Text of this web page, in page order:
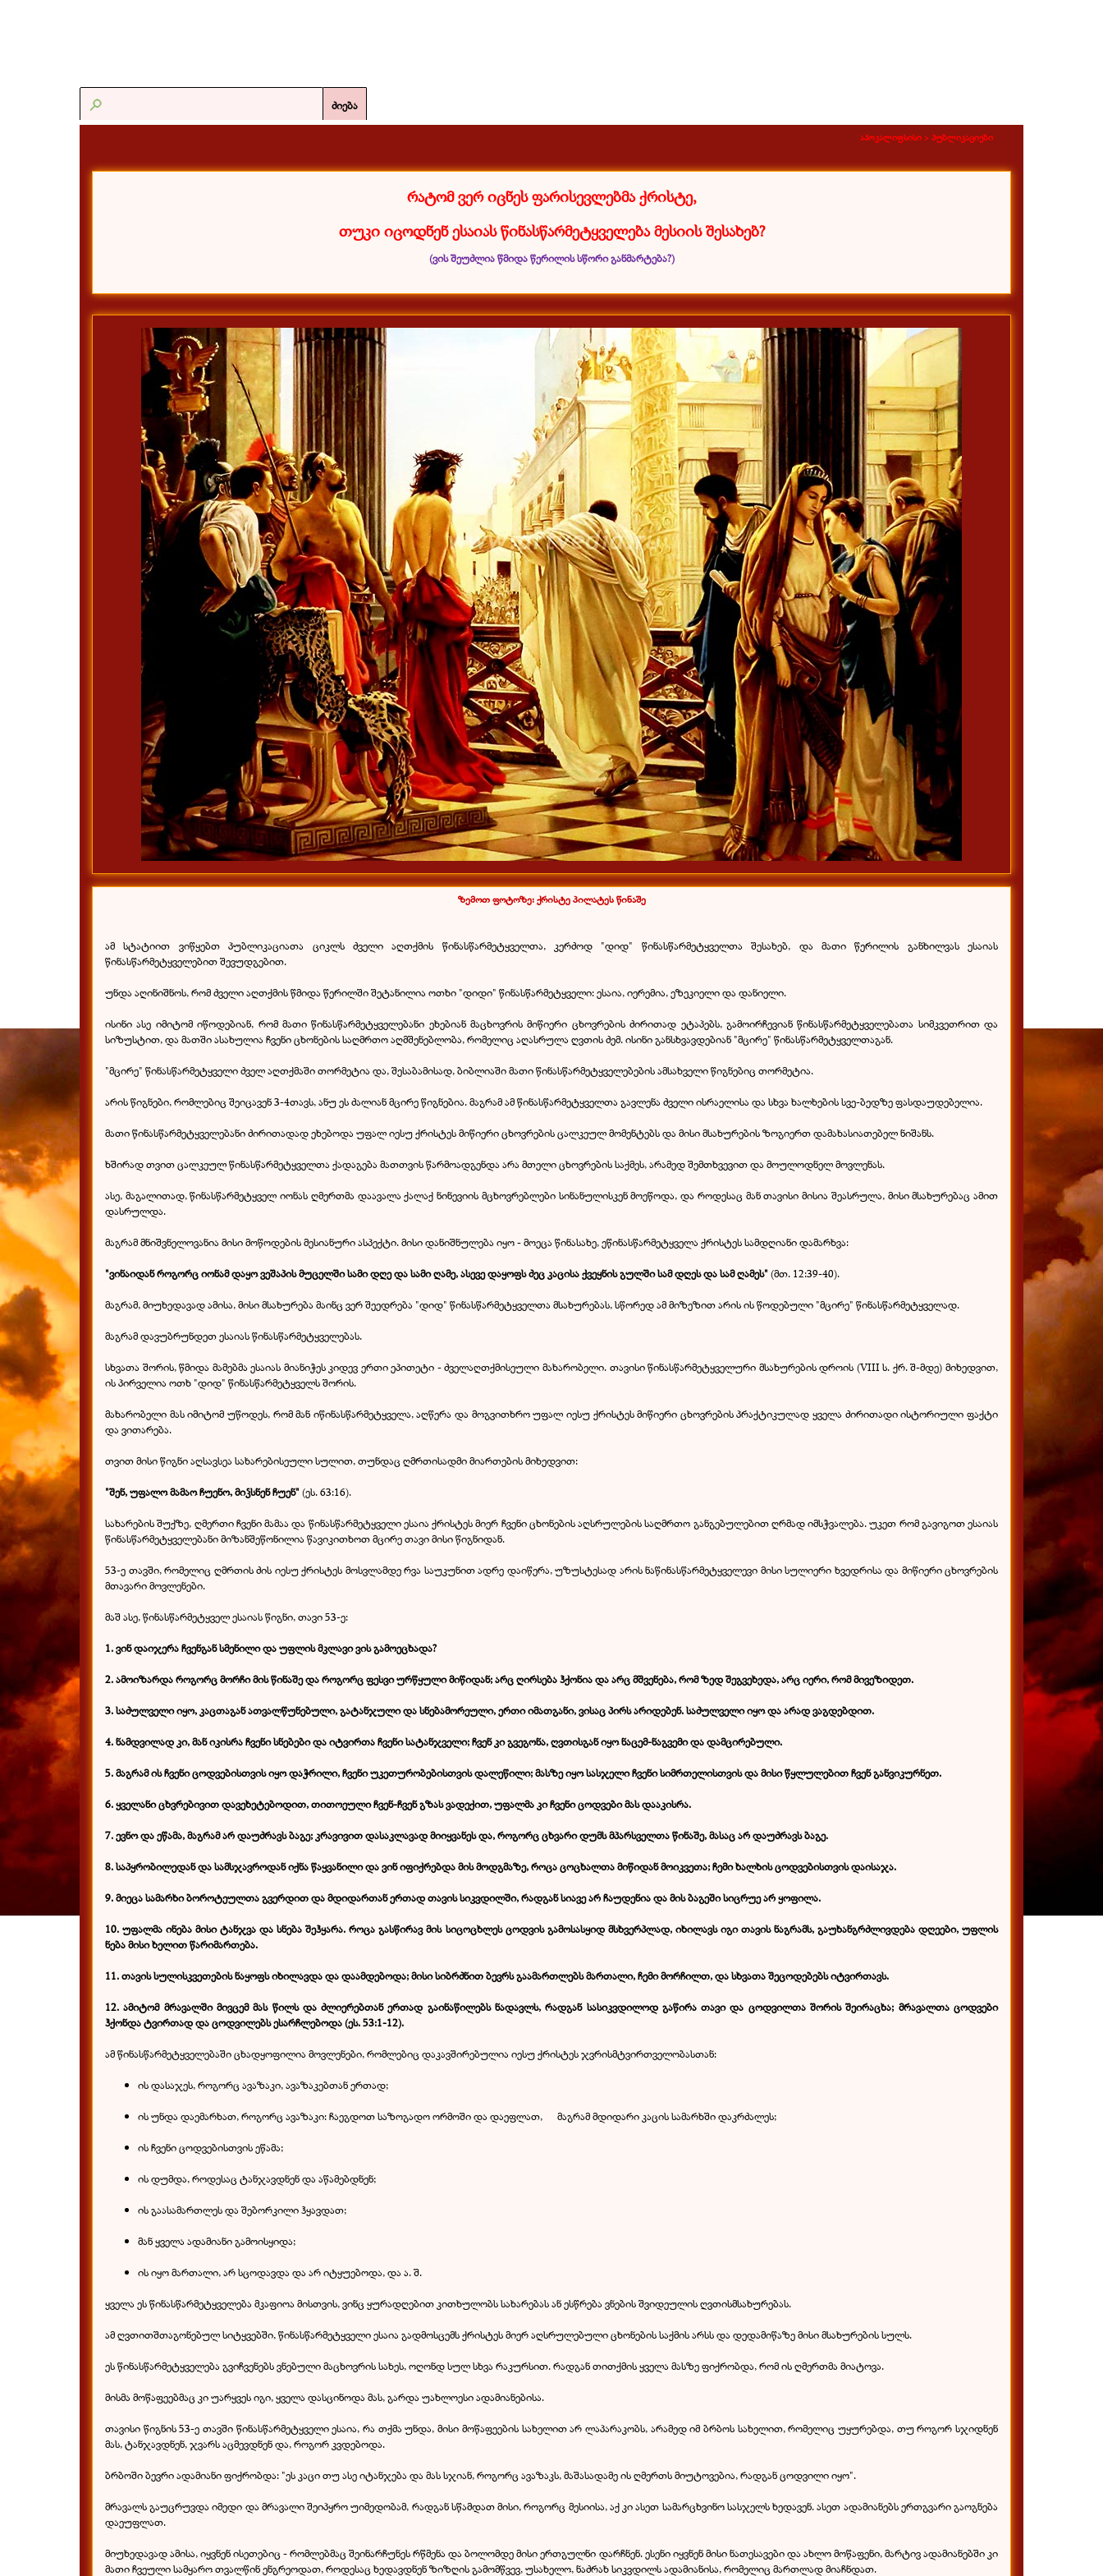
ძიება
აპოკალიფსისი > პუბლიკაციები
რატომ ვერ იცნეს ფარისევლებმა ქრისტე,
თუკი იცოდნენ ესაიას წინასწარმეტყველება მესიის შესახებ?
(ვის შეუძლია წმიდა წერილის სწორი განმარტება?)
ზემოთ ფოტოზე: ქრისტე პილატეს წინაშე
ამ სტატიით ვიწყებთ პუბლიკაციათა ციკლს ძველი აღთქმის წინასწარმეტყველთა, კერძოდ "დიდ" წინასწარმეტყველთა შესახებ, და მათი წერილის განხილვას ესაიას
წინასწარმეტყველებით შევუდგებით.
უნდა აღინიშნოს, რომ ძველი აღთქმის წმიდა წერილში შეტანილია ოთხი "დიდი" წინასწარმეტყველი: ესაია, იერემია, ეზეკიელი და დანიელი.
ისინი ასე იმიტომ იწოდებიან, რომ მათი წინასწარმეტყველებანი ეხებიან მაცხოვრის მიწიერი ცხოვრების ძირითად ეტაპებს, გამოირჩევიან წინასწარმეტყველებათა სიმკვეთრით და
სიზუსტით, და მათში ასახულია ჩვენი ცხონების საღმრთო აღმშენებლობა, რომელიც აღასრულა ღვთის ძემ. ისინი განსხვავდებიან "მცირე" წინასწარმეტყველთაგან.
"მცირე" წინასწარმეტყველი ძველ აღთქმაში თორმეტია და, შესაბამისად, ბიბლიაში მათი წინასწარმეტყველებების ამსახველი წიგნებიც თორმეტია.
არის წიგნები, რომლებიც შეიცავენ 3-4თავს, ანუ ეს ძალიან მცირე წიგნებია. მაგრამ ამ წინასწარმეტყველთა გავლენა ძველი ისრაელისა და სხვა ხალხების სვე-ბედზე ფასდაუდებელია.
მათი წინასწარმეტყველებანი ძირითადად ეხებოდა უფალ იესუ ქრისტეს მიწიერი ცხოვრების ცალკეულ მომენტებს და მისი მსახურების ზოგიერთ დამახასიათებელ ნიშანს.
ხშირად თვით ცალკეულ წინასწარმეტყველთა ქადაგება მათთვის წარმოადგენდა არა მთელი ცხოვრების საქმეს, არამედ შემთხვევით და მოულოდნელ მოვლენას.
ასე, მაგალითად, წინასწარმეტყველ იონას ღმერთმა დაავალა ქალაქ ნინევიის მცხოვრებლები სინანულისკენ მოეწოდა, და როდესაც მან თავისი მისია შეასრულა, მისი მსახურებაც ამით
დასრულდა.
მაგრამ მნიშვნელოვანია მისი მოწოდების მესიანური ასპექტი. მისი დანიშნულება იყო - მოეცა წინასახე, ეწინასწარმეტყველა ქრისტეს სამდღიანი დამარხვა:
"ვინაიდან როგორც იონამ დაყო ვეშაპის მუცელში სამი დღე და სამი ღამე, ასევე დაყოფს ძეც კაცისა ქვეყნის გულში სამ დღეს და სამ ღამეს" (მთ. 12:39-40).
მაგრამ, მიუხედავად ამისა, მისი მსახურება მაინც ვერ შეედრება "დიდ" წინასწარმეტყველთა მსახურებას, სწორედ ამ მიზეზით არის ის წოდებული "მცირე" წინასწარმეტყველად.
მაგრამ დავუბრუნდეთ ესაიას წინასწარმეტყველებას.
სხვათა შორის, წმიდა მამებმა ესაიას მიანიჭეს კიდევ ერთი ეპითეტი - ძველაღთქმისეული მახარობელი. თავისი წინასწარმეტყველური მსახურების დროის (VIII ს. ქრ. შ-მდე) მიხედვით,
ის პირველია ოთხ "დიდ" წინასწარმეტყველს შორის.
მახარობელი მას იმიტომ უწოდეს, რომ მან იწინასწარმეტყველა, აღწერა და მოგვითხრო უფალ იესუ ქრისტეს მიწიერი ცხოვრების პრაქტიკულად ყველა ძირითადი ისტორიული ფაქტი
და ვითარება.
თვით მისი წიგნი აღსავსეა სახარებისეული სულით, თუნდაც ღმრთისადმი მიართების მიხედვით:
"შენ, უფალო მამაო ჩუენო, მიჴსნენ ჩუენ" (ეს. 63:16).
სახარების შუქზე, ღმერთი ჩვენი მამაა და წინასწარმეტყველი ესაია ქრისტეს მიერ ჩვენი ცხონების აღსრულების საღმრთო განგებულებით ღრმად იმსჭვალება. უკეთ რომ გავიგოთ ესაიას
წინასწარმეტყველებანი მიზანშეწონილია წავიკითხოთ მცირე თავი მისი წიგნიდან.
53-ე თავში, რომელიც ღმრთის ძის იესუ ქრისტეს მოსვლამდე რვა საუკუნით ადრე დაიწერა, უზუსტესად არის ნაწინასწარმეტყველევი მისი სულიერი ხვედრისა და მიწიერი ცხოვრების
მთავარი მოვლენები.
მაშ ასე, წინასწარმეტყველ ესაიას წიგნი, თავი 53-ე:
1. ვინ დაიჯერა ჩვენგან სმენილი და უფლის მკლავი ვის გამოეცხადა?
2. ამოიზარდა როგორც მორჩი მის წინაშე და როგორც ფესვი ურწყული მიწიდან; არც ღირსება ჰქონია და არც მშვენება, რომ ზედ შეგვეხედა, არც იერი, რომ მივეზიდეთ.
3. საძულველი იყო, კაცთაგან ათვალწუნებული, გატანჯული და სნებამორეული, ერთი იმათგანი, ვისაც პირს არიდებენ. საძულველი იყო და არად ვაგდებდით.
4. ნამდვილად კი, მან იკისრა ჩვენი სნებები და იტვირთა ჩვენი სატანჯველი; ჩვენ კი გვეგონა, ღვთისგან იყო ნაცემ-ნაგვემი და დამცირებული.
5. მაგრამ ის ჩვენი ცოდვებისთვის იყო დაჭრილი, ჩვენი უკეთურობებისთვის დალეწილი; მასზე იყო სასჯელი ჩვენი სიმრთელისთვის და მისი წყლულებით ჩვენ განვიკურნეთ.
6. ყველანი ცხვრებივით დავეხეტებოდით, თითოეული ჩვენ-ჩვენ გზას ვადექით, უფალმა კი ჩვენი ცოდვები მას დააკისრა.
7. ევნო და ეწამა, მაგრამ არ დაუძრავს ბაგე; კრავივით დასაკლავად მიიყვანეს და, როგორც ცხვარი დუმს მპარსველთა წინაშე, მასაც არ დაუძრავს ბაგე.
8. საპყრობილედან და სამსჯავროდან იქნა წაყვანილი და ვინ იფიქრებდა მის მოდგმაზე, როცა ცოცხალთა მიწიდან მოიკვეთა; ჩემი ხალხის ცოდვებისთვის დაისაჯა.
9. მიეცა სამარხი ბოროტეულთა გვერდით და მდიდართან ერთად თავის სიკვდილში, რადგან სიავე არ ჩაუდენია და მის ბაგეში სიცრუე არ ყოფილა.
10. უფალმა ინება მისი ტანჯვა და სნება შეჰყარა. როცა გასწირავ მის სიცოცხლეს ცოდვის გამოსასყიდ მსხვერპლად, იხილავს იგი თავის ნაგრამს, გაუხანგრძლივდება დღეები, უფლის
ნება მისი ხელით წარიმართება.
11. თავის სულისკვეთების ნაყოფს იხილავდა და დაამდებოდა; მისი სიბრძნით ბევრს გაამართლებს მართალი, ჩემი მორჩილთ, და სხვათა შეცოდებებს იტვირთავს.
12. ამიტომ მრავალში მივცემ მას წილს და ძლიერებთან ერთად გაინაწილებს ნადავლს, რადგან სასიკვდილოდ გაწირა თავი და ცოდვილთა შორის შეირაცხა; მრავალთა ცოდვები
ჰქონდა ტვირთად და ცოდვილებს ესარჩლებოდა (ეს. 53:1-12).
ამ წინასწარმეტყველებაში ცხადყოფილია მოვლენები, რომლებიც დაკავშირებულია იესუ ქრისტეს ჯვრისმტვირთველობასთან:
ის დასაჯეს, როგორც ავაზაკი, ავაზაკებთან ერთად;
ის უნდა დაემარხათ, როგორც ავაზაკი: ჩაეგდოთ საზოგადო ორმოში და დაეფლათ, მაგრამ მდიდარი კაცის სამარხში დაკრძალეს;
ის ჩვენი ცოდვებისთვის ეწამა;
ის დუმდა, როდესაც ტანჯავდნენ და აწამებდნენ;
ის გაასამართლეს და შებორკილი ჰყავდათ;
მან ყველა ადამიანი გამოისყიდა;
ის იყო მართალი, არ სცოდავდა და არ იტყუებოდა, და ა. შ.
ყველა ეს წინასწარმეტყველება მკაფიოა მისთვის, ვინც ყურადღებით კითხულობს სახარებას ან ესწრება ვნების შვიდეულის ღვთისმსახურებას.
ამ ღვთითშთაგონებულ სიტყვებში, წინასწარმეტყველი ესაია გადმოსცემს ქრისტეს მიერ აღსრულებული ცხონების საქმის არსს და დედამიწაზე მისი მსახურების სულს.
ეს წინასწარმეტყველება გვიჩვენებს ვნებული მაცხოვრის სახეს, ოღონდ სულ სხვა რაკურსით. რადგან თითქმის ყველა მასზე ფიქრობდა, რომ ის ღმერთმა მიატოვა.
მისმა მოწაფეებმაც კი უარყვეს იგი, ყველა დასცინოდა მას, გარდა უახლოესი ადამიანებისა.
თავისი წიგნის 53-ე თავში წინასწარმეტყველი ესაია, რა თქმა უნდა, მისი მოწაფეების სახელით არ ლაპარაკობს, არამედ იმ ბრბოს სახელით, რომელიც უყურებდა, თუ როგორ სჯიდნენ
მას, ტანჯავდნენ, ჯვარს აცმევდნენ და, როგორ კვდებოდა.
ბრბოში ბევრი ადამიანი ფიქრობდა: "ეს კაცი თუ ასე იტანჯება და მას სჯიან, როგორც ავაზაკს, მაშასადამე ის ღმერთს მიუტოვებია, რადგან ცოდვილი იყო".
მრავალს გაუცრუვდა იმედი და მრავალი შეიპყრო უიმედობამ, რადგან სწამდათ მისი, როგორც მესიისა, აქ კი ასეთ სამარცხვინო სასჯელს ხედავენ. ასეთ ადამიანებს ერთგვარი გაოგნება
დაეუფლათ.
მიუხედავად ამისა, იყვნენ ისეთებიც - რომლებმაც შეინარჩუნეს რწმენა და ბოლომდე მისი ერთგულნი დარჩნენ. ესენი იყვნენ მისი ნათესავები და ახლო მოწაფენი, მარტივ ადამიანებში კი
მათი ჩვეული სამყარო თვალწინ ენგრეოდათ, როდესაც ხედავდნენ ზიზღის გამომწვევ, უსახელო, ნაძრახ სიკვდილს ადამიანისა, რომელიც მართლად მიაჩნდათ.